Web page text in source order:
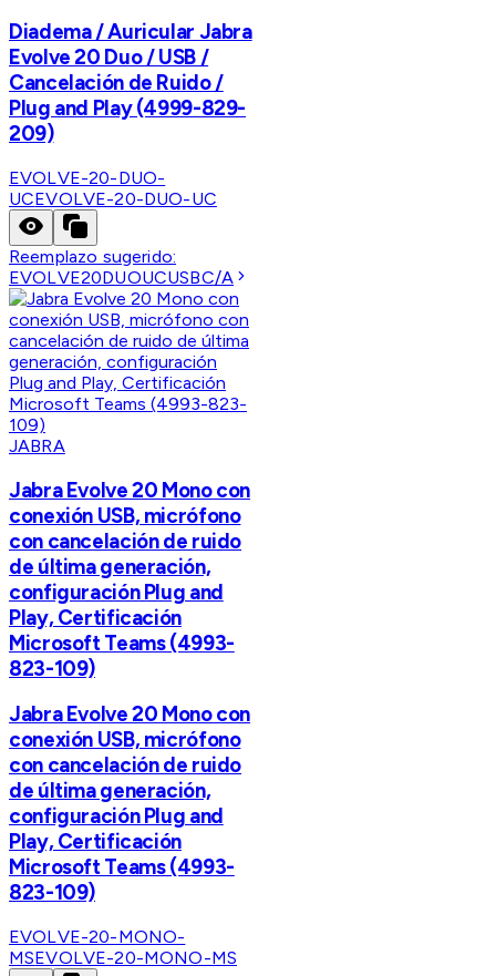
Diadema / Auricular Jabra
Evolve 20 Duo / USB /
Cancelación de Ruido /
Plug and Play (4999-829-
209)
EVOLVE-20-DUO-
UCEVOLVE-20-DUO-UC
Reemplazo sugerido:
EVOLVE20DUOUCUSBC/A
JABRA
Jabra Evolve 20 Mono con
conexión USB, micrófono
con cancelación de ruido
de última generación,
configuración Plug and
Play, Certificación
Microsoft Teams (4993-
823-109)
Jabra Evolve 20 Mono con
conexión USB, micrófono
con cancelación de ruido
de última generación,
configuración Plug and
Play, Certificación
Microsoft Teams (4993-
823-109)
EVOLVE-20-MONO-
MSEVOLVE-20-MONO-MS